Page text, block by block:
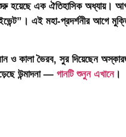
হয়েছে এক ঐতিহাসিক অধ্যায়।
। এই মহা-প্রদর্শনীর আগে
ও কালা ভৈরব, সুর দিয়েছেন
উন্মাদনা — গানটি শুনুন এখানে।